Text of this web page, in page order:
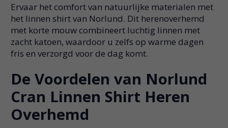
Ervaar het comfort van natuurlijke materialen met
het linnen shirt van Norlund. Dit herenoverhemd
met korte mouw combineert luchtig linnen met
zacht katoen, waardoor u zelfs op warme dagen
fris en verzorgd voor de dag komt.
De Voordelen van Norlund
Cran Linnen Shirt Heren
Overhemd